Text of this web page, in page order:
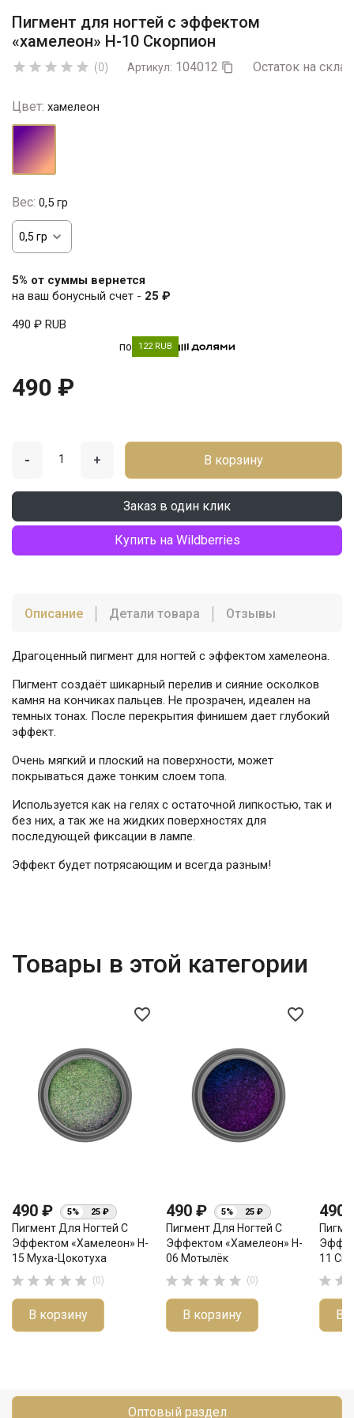
Пигмент для ногтей с эффектом
«хамелеон» H-10 Скорпион
     (0) Артикул: 104012  Остаток на
Цвет: хамелеон
Вес: 0,5 гр
5% от суммы вернется
на ваш бонусный счет - 25 ₽
490 ₽ RUB
по 122 RUB
490 ₽
- + В корзину
Заказ в один клик
Купить на Wildberries
Описание Детали товара Отзывы
Драгоценный пигмент для ногтей с эффектом хамелеона.
Пигмент создаёт шикарный перелив и сияние осколков
камня на кончиках пальцев. Не прозрачен, идеален на
темных тонах. После перекрытия финишем дает глубокий
эффект.
Очень мягкий и плоский на поверхности, может
покрываться даже тонким слоем топа.
Используется как на гелях с остаточной липкостью, так и
без них, а так же на жидких поверхностях для
последующей фиксации в лампе.
Эффект будет потрясающим и всегда разным!
Товары в этой категории
favorite_border
490 ₽ 5% 25 ₽
Пигмент Для Ногтей С
Эффектом «хамелеон» H-
15 Муха-Цокотуха
     (0)
В корзину
favorite_border
490 ₽ 5% 25 ₽
Пигмент Для Ногтей С
Эффектом «хамелеон» H-
06 Мотылёк
     (0)
В корзину
490
11
 
В
Оптовый раздел